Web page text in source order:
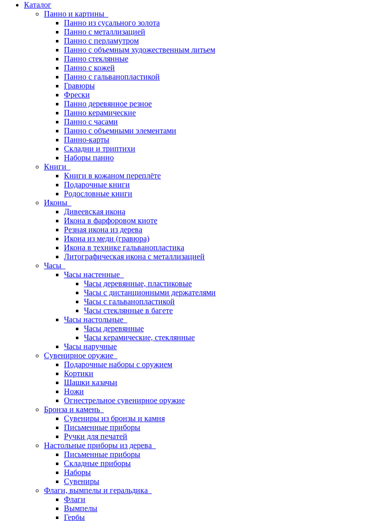
Каталог
Панно и картины
Панно из сусального золота
Панно с металлизацией
Панно с перламутром
Панно с объемным художественным литьем
Панно стеклянные
Панно с кожей
Панно с гальванопластикой
Гравюры
Фрески
Панно деревянное резное
Панно керамические
Панно с часами
Панно с объемными элементами
Панно-карты
Складни и триптихи
Наборы панно
Книги
Книги в кожаном переплёте
Подарочные книги
Родословные книги
Иконы
Дивеевская икона
Икона в фарфоровом киоте
Резная икона из дерева
Икона из меди (гравюра)
Икона в технике гальванопластика
Литографическая икона с металлизацией
Часы
Часы настенные
Часы деревянные, пластиковые
Часы с дистанционными держателями
Часы с гальванопластикой
Часы стеклянные в багете
Часы настольные
Часы деревянные
Часы керамические, стеклянные
Часы наручные
Сувенирное оружие
Подарочные наборы с оружием
Кортики
Шашки казачьи
Ножи
Огнестрельное сувенирное оружие
Бронза и камень
Сувениры из бронзы и камня
Письменные приборы
Ручки для печатей
Настольные приборы из дерева
Письменные приборы
Складные приборы
Наборы
Сувениры
Флаги, вымпелы и геральдика
Флаги
Вымпелы
Гербы